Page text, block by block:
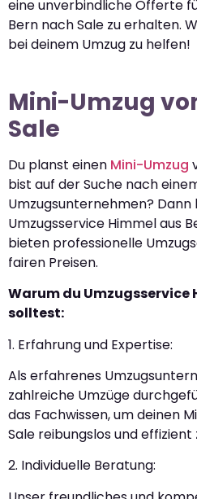
eine unverbindliche Offerte
Bern nach Sale zu erhalten.
bei deinem Umzug zu helfen!
Mini-Umzug
Sale
Du planst einen Mini-Umzug
bist auf der Suche nach
Umzugsunternehmen? Dann
Umzugsservice Himmel aus
bieten professionelle
fairen Preisen.
Warum du Umzugsservice
solltest:
1. Erfahrung und Expertise:
Als erfahrenes
zahlreiche Umzüge
das Fachwissen, um deinen
Sale reibungslos und effizient
2. Individuelle Beratung: